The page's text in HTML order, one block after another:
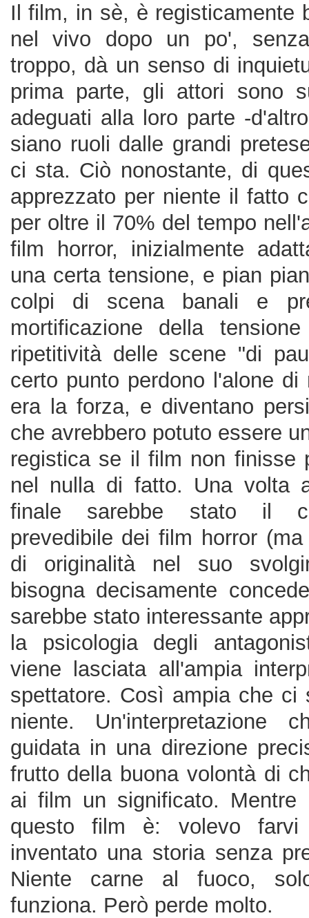
Il film, in sè, è registicamente
nel vivo dopo un po',
troppo, dà un senso di
prima parte, gli attori sono
adeguati alla loro parte -
siano ruoli dalle grandi
ci sta. Ciò nonostante, di
apprezzato per niente il fatto
per oltre il 70% del tempo
film horror, inizialmente
una certa tensione, e pian
colpi di scena banali e
mortificazione della
ripetitività delle scene "di
certo punto perdono l'alone di
era la forza, e diventano
che avrebbero potuto essere
registica se il film non finisse
nel nulla di fatto. Una volta
finale sarebbe stato il
prevedibile dei film horror
di originalità nel suo
bisogna decisamente
sarebbe stato interessante
la psicologia degli
viene lasciata all'ampia
spettatore. Così ampia che ci
niente. Un'interpretazione
guidata in una direzione
frutto della buona volontà di
ai film un significato. Mentre
questo film è: volevo
inventato una storia senza
Niente carne al fuoco,
funziona. Però perde molto.